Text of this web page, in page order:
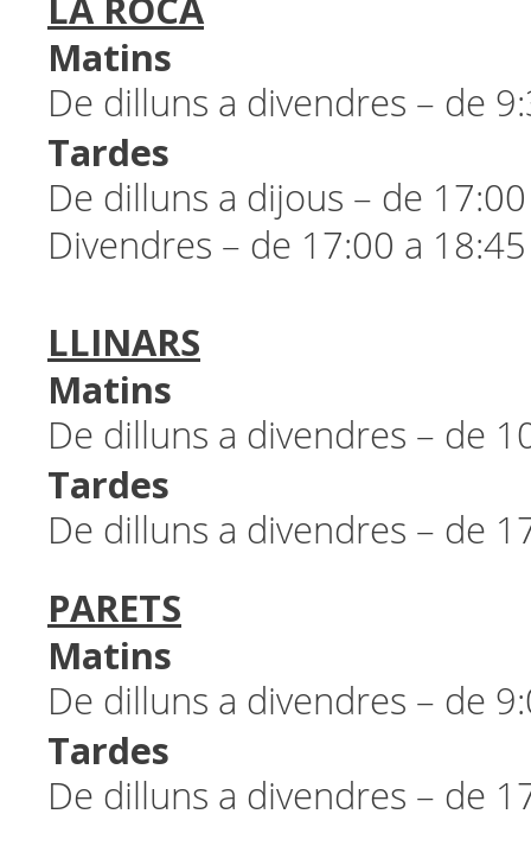
Matins
De dilluns a divendres – de
Tardes
De dilluns a dijous – de
Divendres – de 17:00 a
LLINARS
Matins
De dilluns a divendres – de
Tardes
De dilluns a divendres – de
PARETS
Matins
De dilluns a divendres – de
Tardes
De dilluns a divendres – de